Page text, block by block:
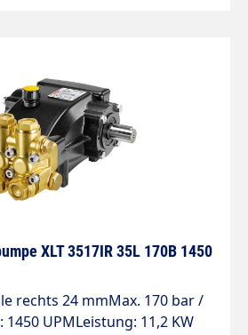
3517IR 35L 170B 1450
rechts 24 mmMax. 170 bar /
UPMLeistung: 11,2 KW